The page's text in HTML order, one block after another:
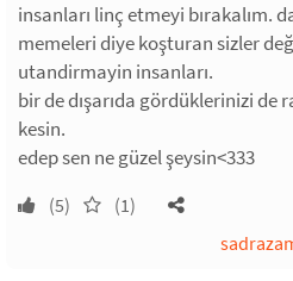
insanları linç etmeyi bırakalım.
memeleri diye koşturan sizler
utandirmayin insanları.
bir de dışarıda gördüklerinizi de
kesin.
edep sen ne güzel şeysin<333
(5) (1)